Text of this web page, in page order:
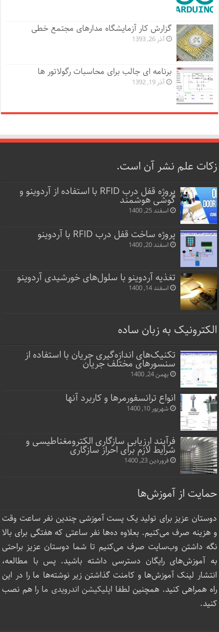
گزارش کار آزمایشگاه مدارهای مجتمع خطی
آذر 26, 1393
برنامه ای جالب برای محاسبات رگولاتور ها
آذر 19, 1392
زکات علم نشر آن است.
پروژه قفل‌ درب RFID با استفاده از آردوینو و
گوشی هوشمند
اسفند 25, 1400
پروژه ساخت قفل‌ درب RFID با آردوینو
اسفند 20, 1400
تغذیه آردوینو با سلول‌های خورشیدی آردوینو
اسفند 14, 1400
الکترونیک به زبان ساده
تکنیک‌های اندازه‌گیری جریان با استفاده از
سنسورهای مختلف جریان
بهمن 24, 1400
انواع ترانسفورمرها و کاربرد آنها
شهریور 10, 1400
فرآیند ارزیابی سازگاری الکترومغناطیسی و
شرایط لازم برای احراز سازگاری
فروردین 23, 1400
حمایت از آموزش‌ها
دوستان عزیز برای تولید یک پست آموزشی چندین نفر ساعت‌ وقت
و هزینه صرف می‌کنیم. بعلاوه ده‌ها نفر ساعتی که هفتگی برای بالا
نگه داشتن وب‌سایت صرف ‌می‌کنیم تا شما دوستان عزیز براحتی
به آموزش‌های رایگان دسترسی داشته باشید. پس با مطالعه،
انتشار لینک‌ آموزش‌ها و کامنت گذاشتن زیر نوشته‌‌ها ما را در این
راه همراهی کنید. همچنین لطفا اپلیکیشن اندرویدی ما را هم نصب
کنید.